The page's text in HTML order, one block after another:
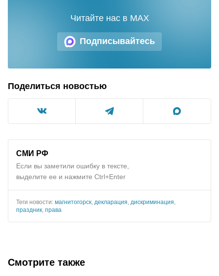
Подписывайтесь
Читайте нас в MAX
Поделиться новостью
СМИ РФ
Если вы заметили ошибку в тексте,
выделите ее и нажмите Ctrl+Enter
Теги новости: магнитогорск декларация дискриминация
праздник права
Смотрите также